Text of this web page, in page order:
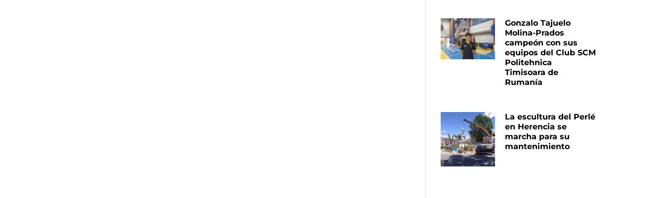
Gonzalo Tajuelo
Molina-Prados
campeón con sus
equipos del Club SCM
Politehnica
Timisoara de
Rumanía
La escultura del Perlé
en Herencia se
marcha para su
mantenimiento